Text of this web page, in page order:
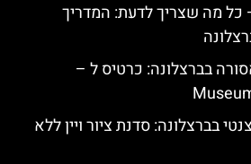
כל מה שצריך לדעת: המדריך
בברצלונה: כרטיס ל –
בברצלונה: סדנת ציור ויין ללא